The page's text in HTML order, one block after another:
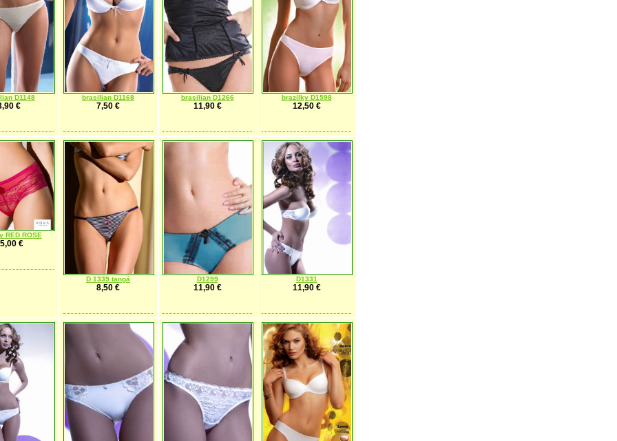
D1148
€
brasilian D1168
7,50 €
brasilian D1266
11,90 €
brazilky D1598
12,50 €
RED ROSE
€
D 1339 tangá
8,50 €
D1299
11,90 €
D1331
11,90 €